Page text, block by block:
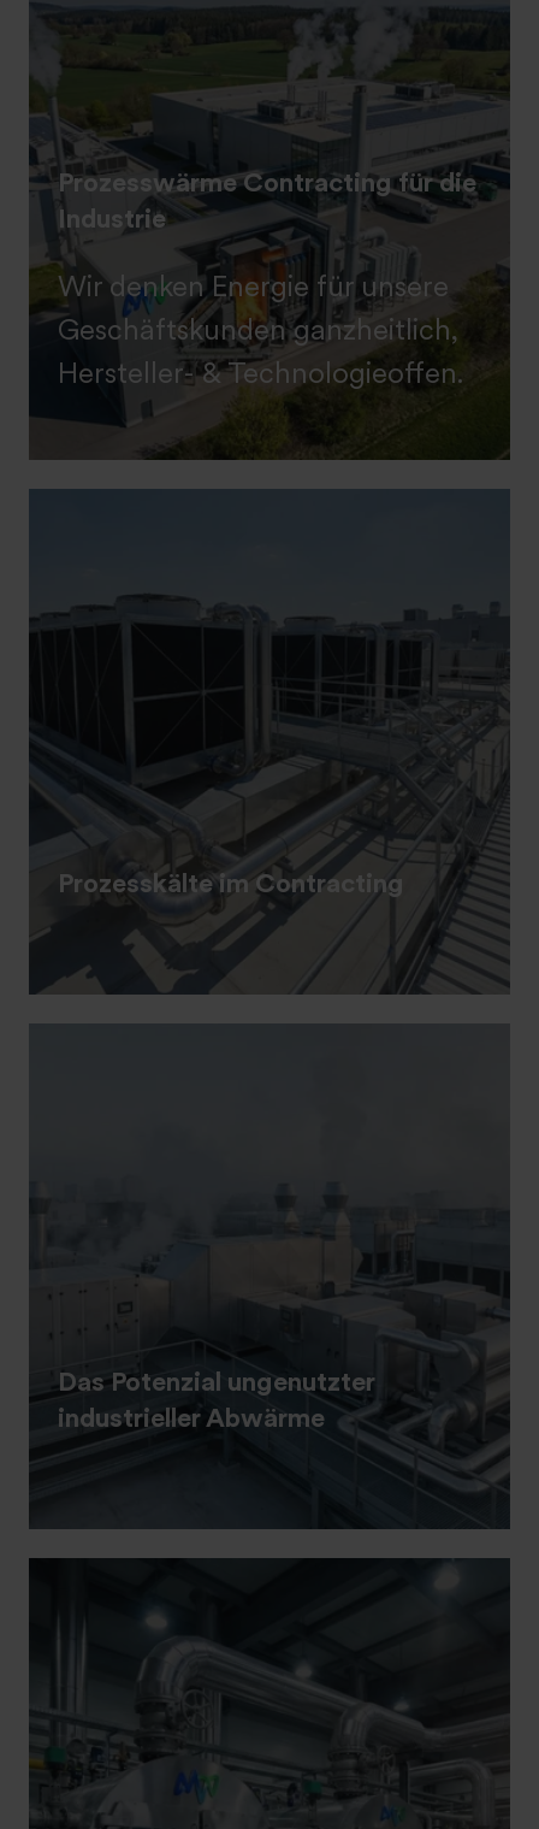
Prozesswärme Contracting für die
Industrie
Wir denken Energie für unsere
Geschäftskunden ganzheitlich,
Hersteller- & Technologieoffen.
Prozesskälte im Contracting
Das Potenzial ungenutzter
industrieller Abwärme